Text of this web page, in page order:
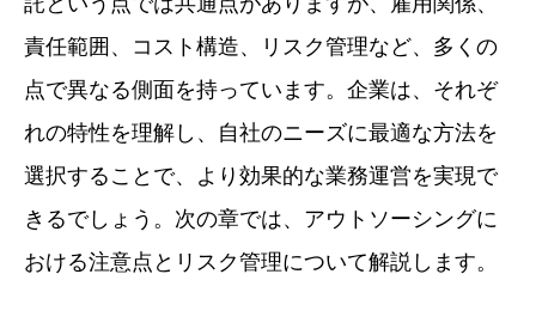
責任範囲、コスト構造、リスク管理など、多くの
点で異なる側面を持っています。企業は、それぞ
れの特性を理解し、自社のニーズに最適な方法を
選択することで、より効果的な業務運営を実現で
きるでしょう。次の章では、アウトソーシングに
おける注意点とリスク管理について解説します。